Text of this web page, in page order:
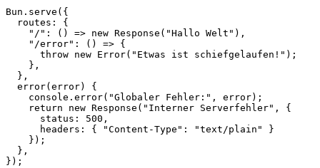
Bun. serve ({
  routes: {
    "/"
: () => new Response ( "Hallo Welt" ),
    "/error"
: () => {
      throw
new Error( "Etwas ist schiefgelaufen!" );
    },
  },
  error
( error) {
    console.
error( "Globaler Fehler:" , error);
    return
new Response ( "Interner Serverfehler" , {
      status:
500 ,
      headers: {
"Content-Type" : "text/plain"
}
    });
  },
});